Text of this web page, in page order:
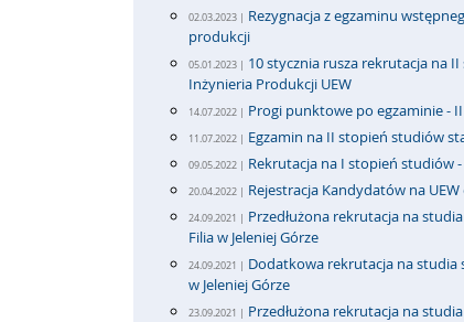
02.03.2023 | Rezygnacja z egzaminu
produkcji
05.01.2023 | 10 stycznia rusza rekrutacja na
Inżynieria Produkcji UEW
14.07.2022 | Progi punktowe po egzaminie -
11.07.2022 | Egzamin na II stopień studiów
09.05.2022 | Rekrutacja na I stopień studiów
20.04.2022 | Rejestracja Kandydatów na
24.09.2021 | Przedłużona rekrutacja na
Filia w Jeleniej Górze
24.09.2021 | Dodatkowa rekrutacja na studia
w Jeleniej Górze
23.09.2021 | Przedłużona rekrutacja na